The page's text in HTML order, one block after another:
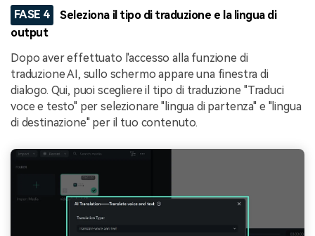
FASE 4
Seleziona il tipo di traduzione e la lingua di
output
Dopo aver effettuato l'accesso alla funzione di
traduzione AI, sullo schermo appare una finestra di
dialogo. Qui, puoi scegliere il tipo di traduzione "Traduci
voce e testo" per selezionare "lingua di partenza" e "lingua
di destinazione" per il tuo contenuto.